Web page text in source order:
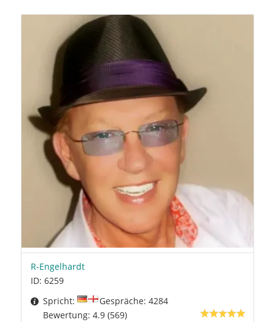
R-Engelhardt
ID: 6259
Spricht:
Gespräche: 4284
Bewertung: 4.9 (569)